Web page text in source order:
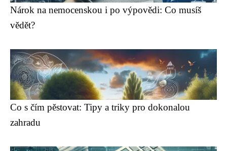
Nárok na nemocenskou i po výpovědi: Co musíš
vědět?
Co s čím pěstovat: Tipy a triky pro dokonalou
zahradu